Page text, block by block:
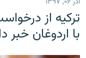
اصلی
رفتن
صفحه
رادیو
انتخاب کنید و بشنوید
پادکست
ترکیه از
با اردوغان خبر